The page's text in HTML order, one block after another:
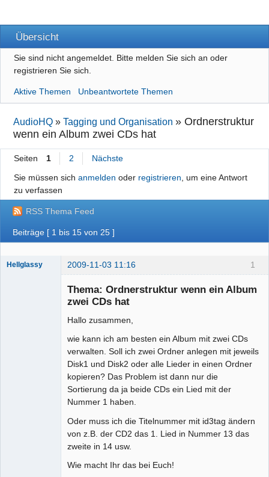
Übersicht
Sie sind nicht angemeldet. Bitte melden Sie sich an oder
registrieren Sie sich.
Aktive Themen Unbeantwortete Themen
AudioHQ »Tagging und Organisation »Ordnerstruktur
wenn ein Album zwei CDs hat
Seiten 1 2
Nächste
Sie müssen sich anmelden oder registrieren , um eine Antwort
zu verfassen
RSS Thema Feed
Beiträge [ 1 bis 15 von 25 ]
1
Hellglassy 2009-11-03 11:16
Thema: Ordnerstruktur wenn ein Album
zwei CDs hat
Hallo zusammen,
wie kann ich am besten ein Album mit zwei CDs
verwalten. Soll ich zwei Ordner anlegen mit jeweils
Disk1 und Disk2 oder alle Lieder in einen Ordner
kopieren? Das Problem ist dann nur die
Sortierung da ja beide CDs ein Lied mit der
Nummer 1 haben.
Oder muss ich die Titelnummer mit id3tag ändern
von z.B. der CD2 das 1. Lied in Nummer 13 das
zweite in 14 usw.
Wie macht Ihr das bei Euch!